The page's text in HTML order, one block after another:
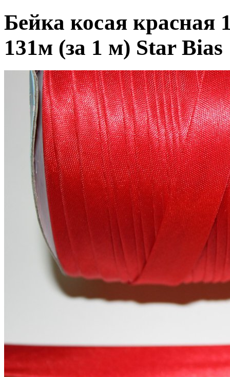
Бейка косая
131м (за 1 м) Star Bias